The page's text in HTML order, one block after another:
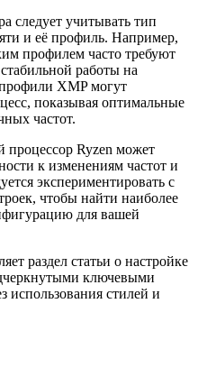
следует учитывать тип
и её профиль. Например,
профилем часто требуют
работы на
XMP могут
показывая оптимальные
частот.
Ryzen может
к изменениям частот и
экспериментировать с
чтобы найти наиболее
для вашей
раздел статьи о настройке
ключевыми
использования стилей и